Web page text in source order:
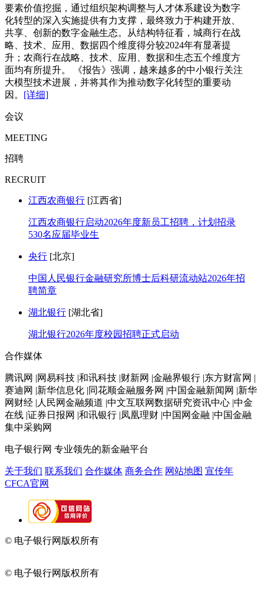
要素价值挖掘，通过组织架构调整与人才体系建设为数字
化转型的深入实施提供有力支撑，最终致力于构建开放、
共享、创新的数字金融生态。从结构特征看，城商行在战
略、技术、应用、数据四个维度得分较2024年有显著提
升；农商行在战略、技术、应用、数据和生态五个维度方
面均有所提升。 《报告》强调，越来越多的中小银行关注
大模型技术进展，并将其作为推动数字化转型的重要动
因。 [详细]
会议
MEETING
招聘
RECRUIT
江西农商银行 [江西省]
江西农商银行启动2026年度新员工招聘，计划招录
530名应届毕业生
央行 [北京]
中国人民银行金融研究所博士后科研流动站2026年招
聘简章
湖北银行 [湖北省]
湖北银行2026年度校园招聘正式启动
合作媒体
腾讯网 |网易科技 |和讯科技 |财新网 |金融界银行 |东方财富网 |
赛迪网 |新华信息化 |同花顺金融服务网 |中国金融新闻网 |新华
网财经 |人民网金融频道 |中文互联网数据研究资讯中心 |中金
在线 |证券日报网 |和讯银行 |凤凰理财 |中国网金融 |中国金融
集中采购网
电子银行网 专业领先的新金融平台
关于我们 联系我们 合作媒体 商务合作 网站地图 宣传年
CFCA官网
© 电子银行网版权所有
© 电子银行网版权所有